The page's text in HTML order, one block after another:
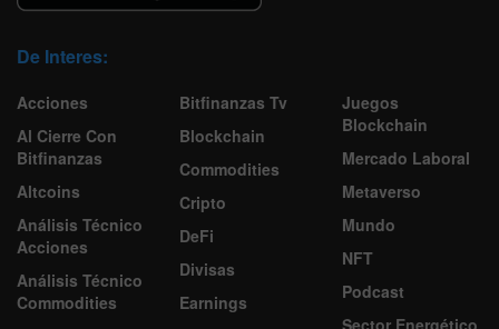
De Interes:
Acciones
Al Cierre Con
Bitfinanzas
Altcoins
Análisis Técnico
Acciones
Análisis Técnico
Commodities
Bitfinanzas Tv
Blockchain
Commodities
Cripto
DeFi
Divisas
Earnings
Juegos
Blockchain
Mercado Laboral
Metaverso
Mundo
NFT
Podcast
Sector Energético